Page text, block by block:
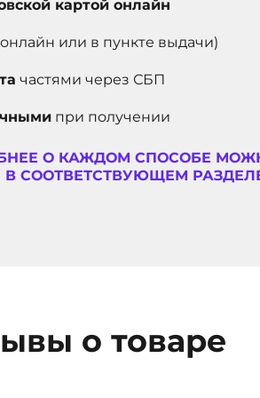
картой онлайн
или в пункте выдачи)
частями через СБП
при получении
О КАЖДОМ СПОСОБЕ
В СООТВЕТСТВУЮЩЕМ
о товаре